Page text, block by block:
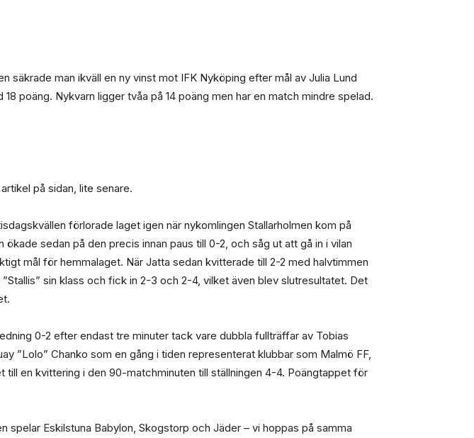
säkrade man ikväll en ny vinst mot IFK Nyköping efter mål av Julia Lund
poäng. Nykvarn ligger tvåa på 14 poäng men har en match mindre spelad.
på sidan, lite senare.
förlorade laget igen när nykomlingen Stallarholmen kom på
sedan på den precis innan paus till 0-2, och såg ut att gå in i vilan
mål för hemmalaget. När Jatta sedan kvitterade till 2-2 med halvtimmen
sin klass och fick in 2-3 och 2-4, vilket även blev slutresultatet. Det
0-2 efter endast tre minuter tack vare dubbla fullträffar av Tobias
”Lolo” Chanko som en gång i tiden representerat klubbar som Malmö FF,
en kvittering i den 90-matchminuten till ställningen 4-4. Poängtappet för
Eskilstuna Babylon, Skogstorp och Jäder – vi hoppas på samma